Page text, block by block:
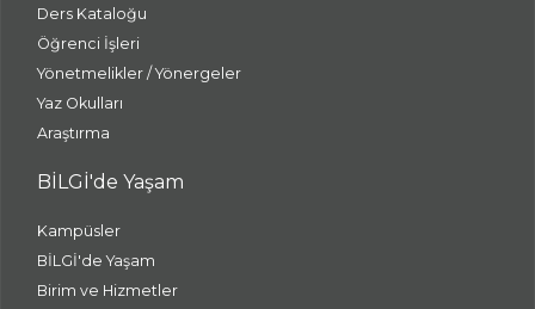
Ders Kataloğu
Öğrenci İşleri
Yönetmelikler / Yönergeler
Yaz Okulları
Araştırma
BİLGİ'de Yaşam
Kampüsler
BİLGİ'de Yaşam
Birim ve Hizmetler